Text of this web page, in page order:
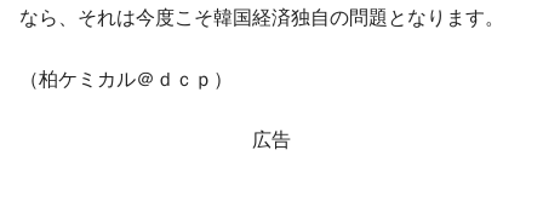
なら、それは今度こそ韓国経済独自の問題となります。
（柏ケミカル＠ｄｃｐ）
広告